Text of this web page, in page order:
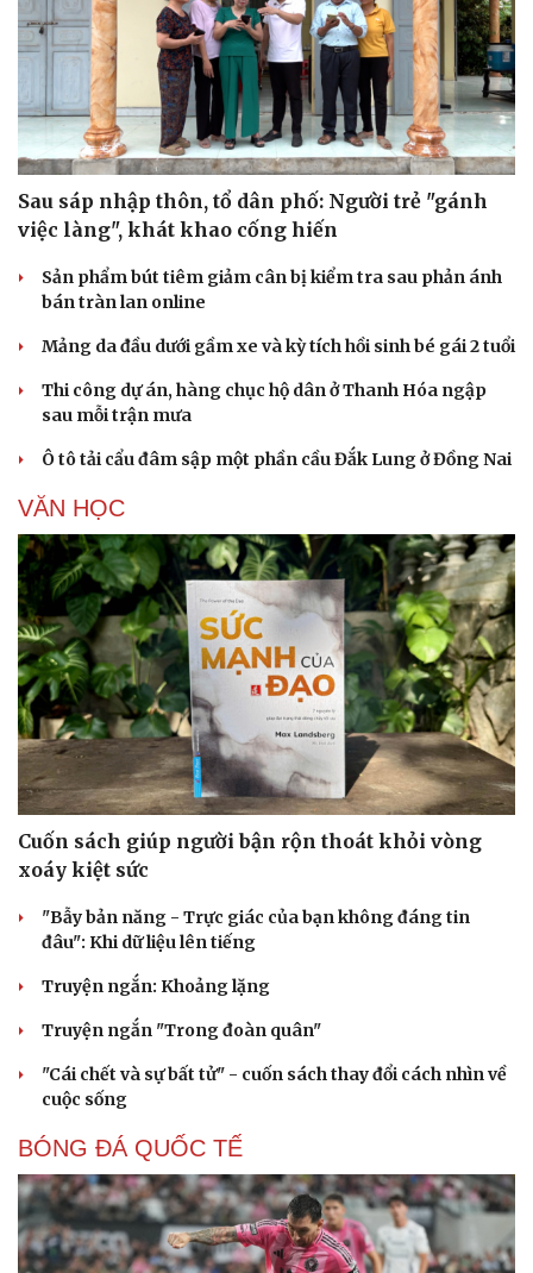
Văn hóa
Sân khấu - Điện ảnh
Âm nhạc
Di sản
Giải trí
Sau sáp nhập thôn, tổ dân phố: Người trẻ "gánh
việc làng", khát khao cống hiến
Sản phẩm bút tiêm giảm cân bị kiểm tra sau phản ánh
bán tràn lan online
Mảng da đầu dưới gầm xe và kỳ tích hồi sinh bé gái 2 tuổi
Thi công dự án, hàng chục hộ dân ở Thanh Hóa ngập
sau mỗi trận mưa
Ô tô tải cẩu đâm sập một phần cầu Đắk Lung ở Đồng Nai
VĂN HỌC
Cuốn sách giúp người bận rộn thoát khỏi vòng
xoáy kiệt sức
"Bẫy bản năng - Trực giác của bạn không đáng tin
đâu": Khi dữ liệu lên tiếng
Truyện ngắn: Khoảng lặng
Truyện ngắn "Trong đoàn quân"
"Cái chết và sự bất tử" - cuốn sách thay đổi cách nhìn về
cuộc sống
BÓNG ĐÁ QUỐC TẾ